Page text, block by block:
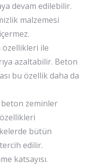
devam edilebilir.
malzemesi
özellikleri ile
azaltabilir. Beton
bu özellik daha da
beton zeminler
bütün
edilir.
katsayısı.